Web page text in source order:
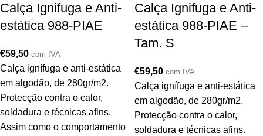
Calça Ignifuga e Anti-
estática 988-PIAE
€59,50 com IVA
Calça ignífuga e anti-estática
em algodão, de 280gr/m2.
Protecção contra o calor,
soldadura e técnicas afins.
Assim como o comportamento
Calça Ignifuga e Anti-
estática 988-PIAE –
Tam. S
€59,50 com IVA
Calça ignífuga e anti-estática
em algodão, de 280gr/m2.
Protecção contra o calor,
soldadura e técnicas afins.